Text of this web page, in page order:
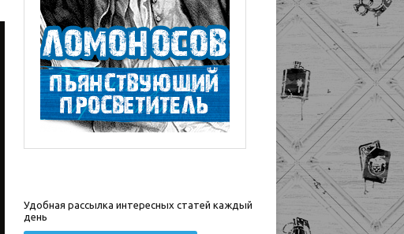
Удобная рассылка интересных статей каждый
день